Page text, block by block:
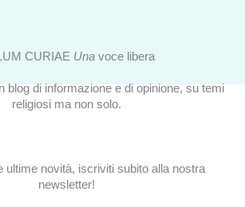
CURIAE Una voce libera
blog di informazione e di opinione, su temi
religiosi ma non solo.
ultime novità, iscriviti subito alla nostra
newsletter!